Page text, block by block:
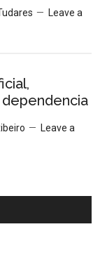
Leave a
Leave a